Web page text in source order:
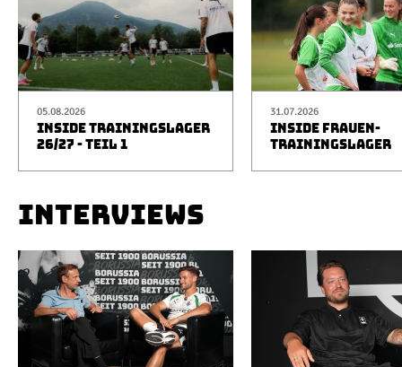
05.08.2026
INSIDE TRAININGSLAGER
26/27 - TEIL 1
31.07.2026
INSIDE FRAUEN-
TRAININGSLAGER
INTERVIEWS